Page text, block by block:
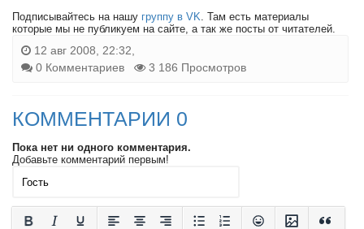
Подписывайтесь на нашу группу в VK. Там есть материалы
которые мы не публикуем на сайте, а так же посты от читателей.
12 авг 2008, 22:32,
0 Комментариев
3 186 Просмотров
КОММЕНТАРИИ 0
Пока нет ни одного комментария.
Добавьте комментарий первым!